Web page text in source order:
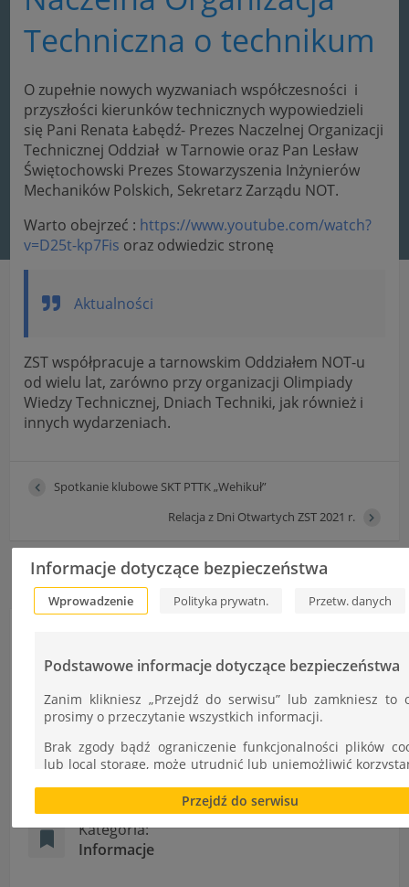
Techniczna o technikum
O zupełnie nowych wyzwaniach współczesności i
przyszłości kierunków technicznych wypowiedzieli
się Pani Renata Łabędź- Prezes Naczelnej Organizacji
Technicznej Oddział w Tarnowie oraz Pan Lesław
Świętochowski Prezes Stowarzyszenia Inżynierów
Mechaników Polskich, Sekretarz Zarządu NOT.
Warto obejrzeć : https://www.youtube.com/watch?
v=D25t-kp7Fis oraz odwiedzic stronę
Aktualności
ZST współpracuje a tarnowskim Oddziałem NOT-u
od wielu lat, zarówno przy organizacji Olimpiady
Wiedzy Technicznej, Dniach Techniki, jak również i
innych wydarzeniach.
Spotkanie klubowe SKT PTTK „Wehikuł”
Relacja z Dni Otwartych ZST 2021 r.
Autor:
Ł.Cudek
Dodano:
Kategoria:
Informacje
Informacje dotyczące bezpieczeństwa
Wprowadzenie Polityka prywatn. Przetw. danych
Podstawowe informacje dotyczące bezpieczeństwa
Zanim klikniesz „Przejdź do serwisu” lub zamkniesz to
prosimy o przeczytanie wszystkich informacji.
Brak zgody bądź ograniczenie funkcjonalności plików
lub local storage, może utrudnić lub uniemożliwić
Informacje dotyczące polityki prywatności oraz
danych osobowych dostępne są cały czas w sekcji
"Nasza szkoła" > "Bezpieczeństwo"
Przejdź do serwisu